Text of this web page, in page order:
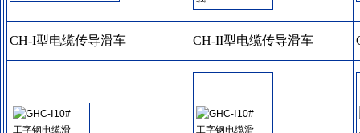
CH-I型电缆传导滑车 CH-II型电缆传导滑车